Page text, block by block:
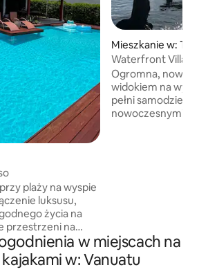
plaży na wyspie
luksusu,
życia na
2 dużym
i 3 sypialniom.
ogromnego
Mieszkanie w:
Waterfront Villa 1,
Bay
Ogromna,
widokiem na
pełni
nowoczesnymi
spaceru od
gdzie można
w miejscach na
w: Vanuatu